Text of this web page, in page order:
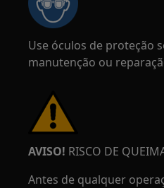
Use óculos de proteção
manutenção ou
AVISO! RISCO DE
Antes de qualquer